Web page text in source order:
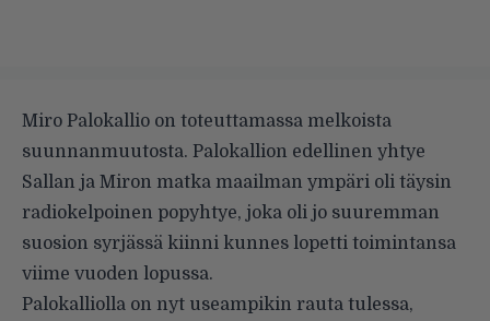
Miro Palokallio on toteuttamassa melkoista
suunnanmuutosta. Palokallion edellinen yhtye
Sallan ja Miron matka maailman ympäri oli täysin
radiokelpoinen popyhtye, joka oli jo suuremman
suosion syrjässä kiinni kunnes lopetti toimintansa
viime vuoden lopussa.
Palokalliolla on nyt useampikin rauta tulessa,